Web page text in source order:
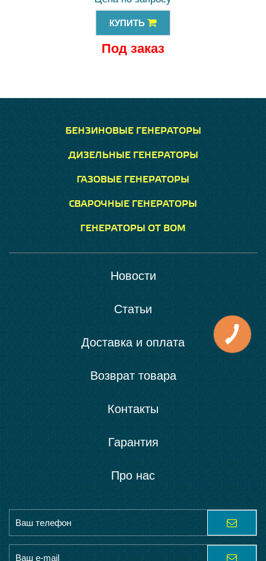
КУПИТЬ
Под заказ
БЕНЗИНОВЫЕ ГЕНЕРАТОРЫ
ДИЗЕЛЬНЫЕ ГЕНЕРАТОРЫ
ГАЗОВЫЕ ГЕНЕРАТОРЫ
СВАРОЧНЫЕ ГЕНЕРАТОРЫ
ГЕНЕРАТОРЫ ОТ ВОМ
Новости
Статьи
Доставка и оплата
Возврат товара
Контакты
Гарантия
Про нас